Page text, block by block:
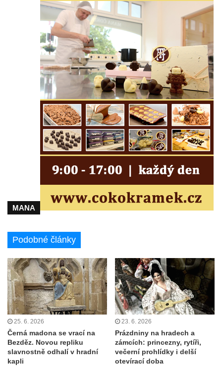
MANA
Podobné články
25. 6. 2026
Černá madona se vrací na
Bezděz. Novou repliku
slavnostně odhalí v hradní
kapli
23. 6. 2026
Prázdniny na hradech a
zámcích: princezny, rytíři,
večerní prohlídky i delší
otevírací doba